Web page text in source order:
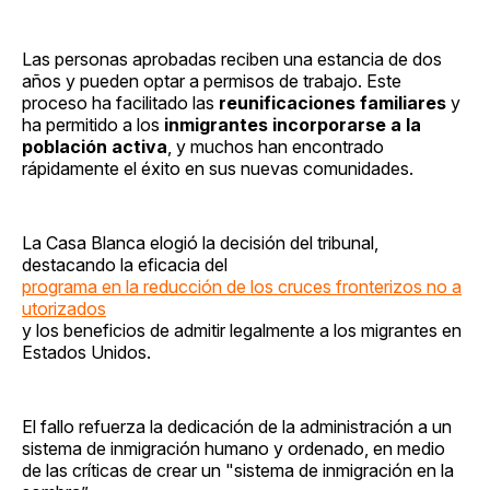
Las personas aprobadas reciben una estancia de dos
años y pueden optar a permisos de trabajo. Este
proceso ha facilitado las reunificaciones familiares y
ha permitido a los inmigrantes incorporarse a la
población activa, y muchos han encontrado
rápidamente el éxito en sus nuevas comunidades.
La Casa Blanca elogió la decisión del tribunal,
destacando la eficacia del
programa en la reducción de los cruces fronterizos no a
utorizados
y los beneficios de admitir legalmente a los migrantes en
Estados Unidos.
El fallo refuerza la dedicación de la administración a un
sistema de inmigración humano y ordenado, en medio
de las críticas de crear un "sistema de inmigración en la